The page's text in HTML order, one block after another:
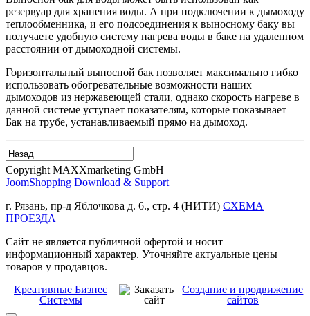
резервуар для хранения воды. А при подключении к дымоходу
теплообменника, и его подсоединения к выносному баку вы
получаете удобную систему нагрева воды в баке на удаленном
расстоянии от дымоходной системы.
Горизонтальный выносной бак позволяет максимально гибко
использовать обогревательные возможности наших
дымоходов из нержавеющей стали, однако скорость нагреве в
данной системе уступает показателям, которые показывает
Бак на трубе, устанавливаемый прямо на дымоход.
Copyright MAXXmarketing GmbH
JoomShopping Download & Support
г. Рязань, пр-д Яблочкова д. 6., стр. 4 (НИТИ) СХЕМА
ПРОЕЗДА
Сайт не является публичной офертой и носит
информационный характер. Уточняйте актуальные цены
товаров у продавцов.
Креативные Бизнес
Системы
Создание и продвижение
сайтов